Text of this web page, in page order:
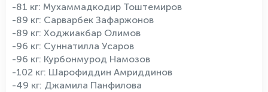
-81 кг: Мухаммадкодир Тоштемиров
-89 кг: Сарварбек Зафаржонов
-89 кг: Ходжиакбар Олимов
-96 кг: Суннатилла Усаров
-96 кг: Курбонмурод Намозов
-102 кг: Шарофиддин Амриддинов
-49 кг: Джамила Панфилова